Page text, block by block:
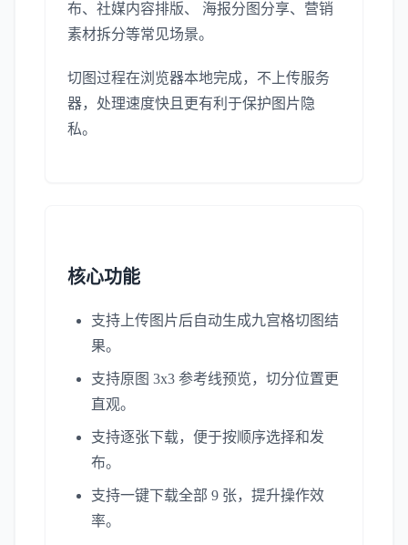
布、社媒内容排版、 海报分图分享、营销
素材拆分等常见场景。
切图过程在浏览器本地完成，不上传服务
器，处理速度快且更有利于保护图片隐
私。
核心功能
支持上传图片后自动生成九宫格切图结
果。
支持原图 3x3 参考线预览，切分位置更
直观。
支持逐张下载，便于按顺序选择和发
布。
支持一键下载全部 9 张，提升操作效
率。